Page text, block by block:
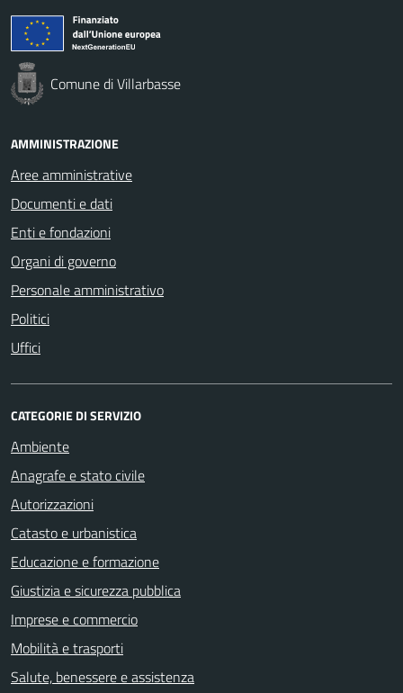
Comune di Villarbasse
AMMINISTRAZIONE
Aree amministrative
Documenti e dati
Enti e fondazioni
Organi di governo
Personale amministrativo
Politici
Uffici
CATEGORIE DI SERVIZIO
Ambiente
Anagrafe e stato civile
Autorizzazioni
Catasto e urbanistica
Educazione e formazione
Giustizia e sicurezza pubblica
Imprese e commercio
Mobilità e trasporti
Salute, benessere e assistenza